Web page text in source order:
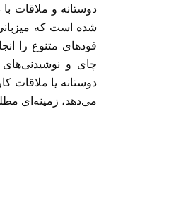
دوستانه و ملاقات
شده است که
فودهای متنوع را
چای و
دوستانه یا ملاقات
می‌دهد، زمینه‌ای